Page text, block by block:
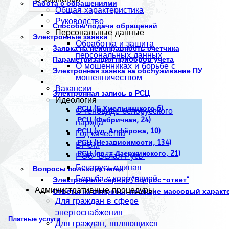
Работа с обращениями
Способы подачи обращений
Электронные заявки
Заявка на неисправность счетчика
Параметризация приборов учета
Электронная заявка на обслуживание ПУ
Электронная запись в РСЦ
РСЦ (Б.Хмельницкого,6)
РСЦ (Фабричная, 24)
РСЦ (ул. Алфёрова, 10)
РСЦ (Независимости, 134)
РСЦ (пр-т Дзержинского, 21)
Вопросы пользователей
Электронный сервис "Вопрос-ответ"
Ответы на вопросы, носящие массовый
Платные услуги
Общая характеристика
Руководство
Персональные данные
Обработка и защита
персональных данных
О мошенниках и борьбе с
мошенничеством
Вакансии
Идеология
О геноциде белорусского
народа
Год качества
БРСМ
РОО "Белая Русь"
Беларусь единая
Борьба с коррупцией
Административные процедуры
Для граждан в сфере
энергоснабжения
Для граждан, являющихся